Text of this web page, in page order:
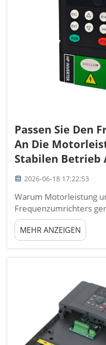
Passen Sie Den
An Die
Stabilen Betrieb
2026-06-18 17:22:53
Warum Motorleistung
Frequenzumrichters
abgestimmt sein
Abstimmung der
Nennleistung des
des Motorstarts häufig
MEHR ANZEIGEN